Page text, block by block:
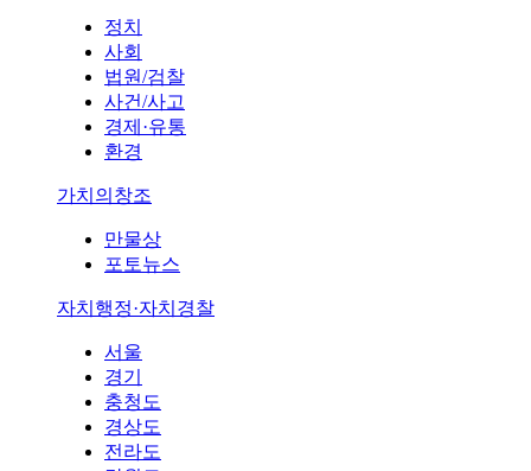
정치
사회
법원/검찰
사건/사고
경제·유통
환경
가치의창조
만물상
포토뉴스
자치행정·자치경찰
서울
경기
충청도
경상도
전라도